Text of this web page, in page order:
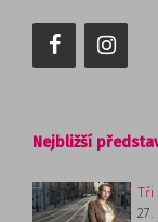
Nejbližší
Tři